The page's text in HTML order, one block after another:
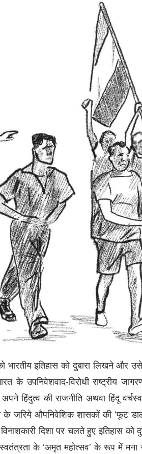
भारतीय इतिहास को दुबारा लिखने
के उपनिवेशवाद-विरोधी राष्ट्रीय
की राजनीति अथवा हिंदू
जरिये औपनिवेशिक शासकों की ‘फूट
दिशा पर चलते हुए इतिहास को
स्वतंत्रता के ‘अमृत महोत्सव’ के रूप में